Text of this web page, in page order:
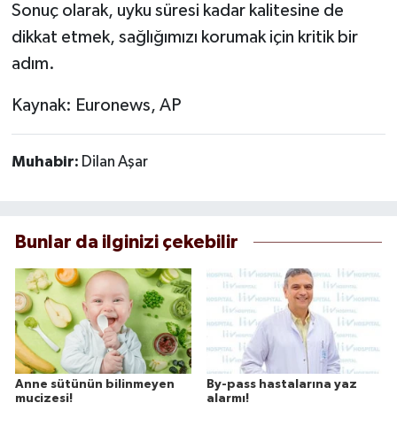
Sonuç olarak, uyku süresi kadar kalitesine de
dikkat etmek, sağlığımızı korumak için kritik bir
adım.
Kaynak: Euronews, AP
Muhabir: Dilan Aşar
Bunlar da ilginizi çekebilir
Anne sütünün bilinmeyen
mucizesi!
By-pass hastalarına yaz
alarmı!